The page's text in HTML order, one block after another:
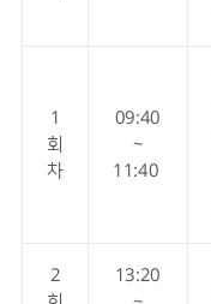
1
회
차
09:40
~
11:40
2
13:20